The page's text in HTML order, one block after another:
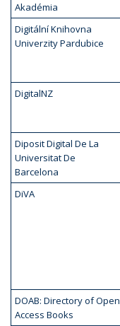
Akadémia
Digitální Knihovna
Univerzity Pardubice
DigitalNZ
Diposit Digital De La
Universitat De
Barcelona
DiVA
DOAB: Directory of Open
Access Books